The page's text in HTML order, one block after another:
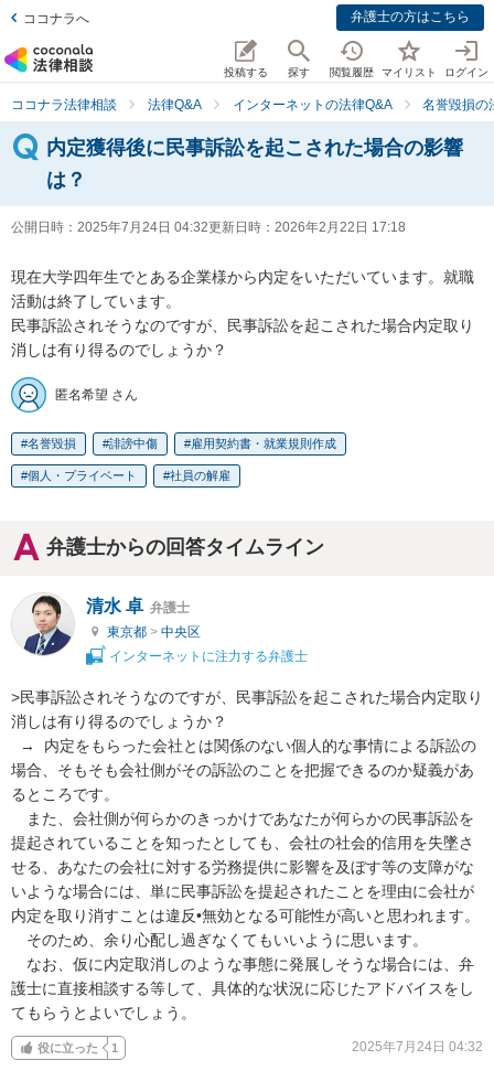
ココナラへ 弁護士の方はこちら
投稿する 探す 閲覧履歴 マイリスト ログイン
ココナラ法律相談 法律Q&A インターネットの法律Q&A 名誉毀損の
内定獲得後に民事訴訟を起こされた場合の影響
は？
公開日時： 2025年7月24日 04:32更新日時： 2026年2月22日 17:18
現在大学四年生でとある企業様から内定をいただいています。就職
活動は終了しています。
民事訴訟されそうなのですが、民事訴訟を起こされた場合内定取り
消しは有り得るのでしょうか？
匿名希望 さん
名誉毀損 誹謗中傷 雇用契約書・就業規則作成
個人・プライベート 社員の解雇
弁護士からの回答タイムライン
清水 卓 弁護士
東京都 > 中央区
インターネットに注力する弁護士
>民事訴訟されそうなのですが、民事訴訟を起こされた場合内定取り
消しは有り得るのでしょうか？
場合、そもそも会社側がその訴訟のことを把握できるのか疑義があ
るところです。
また、会社側が何らかのきっかけであなたが何らかの民事訴訟を
提起されていることを知ったとしても、会社の社会的信用を失墜さ
せる、あなたの会社に対する労務提供に影響を及ぼす等の支障がな
いような場合には、単に民事訴訟を提起されたことを理由に会社が
内定を取り消すことは違反•無効となる可能性が高いと思われます。
そのため、余り心配し過ぎなくてもいいように思います。
なお、仮に内定取消しのような事態に発展しそうな場合には、弁
護士に直接相談する等して、具体的な状況に応じたアドバイスをし
てもらうとよいでしょう。
役に立った 1 2025年7月24日 04:32